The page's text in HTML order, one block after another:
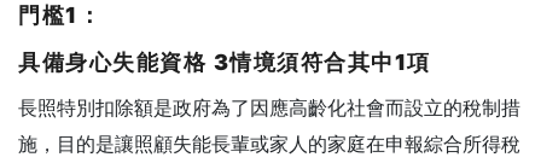
門檻1 ：
具備身心失能資格 3情境須符合其中1項
長照特別扣除額是政府為了因應高齡化社會而設立的稅制措
施，目的是讓照顧失能長輩或家人的家庭在申報綜合所得稅